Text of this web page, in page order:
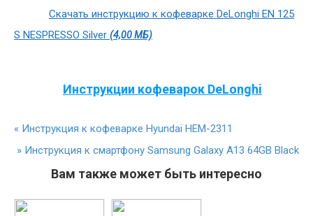
Скачать инструкцию к кофеварке DeLonghi EN 125
S NESPRESSO Silver (4,00 МБ)
Инструкции кофеварок DeLonghi
« Инструкция к кофеварке Hyundai HEM-2311
» Инструкция к смартфону Samsung Galaxy A13 64GB Black
Вам также может быть интересно